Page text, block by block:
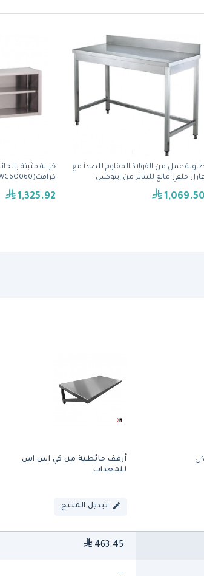
كرافت(WC6O060)
1,325.92
طاولة عمل من الفولاذ المقاوم للصدأ مع
خلفي مانع للتناثر من إينوكس
1,069.50
أرفف حائطية من كي اس اس
للمعدات
تبديل المنتج
463.45
—